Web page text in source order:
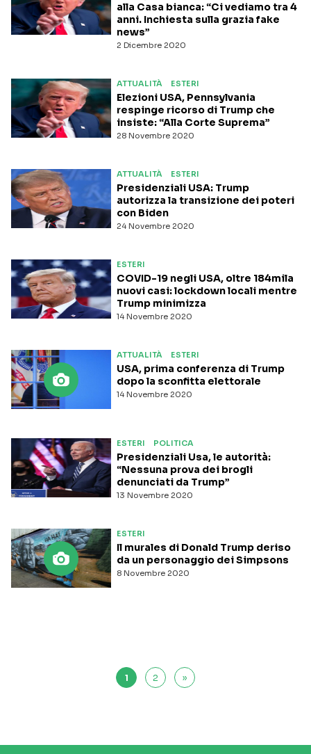
2 Dicembre 2020
alla Casa bianca: “Ci vediamo tra 4
anni. Inchiesta sulla grazia fake
news”
ATTUALITÀ ESTERI
28 Novembre 2020
Elezioni USA, Pennsylvania
respinge ricorso di Trump che
insiste: “Alla Corte Suprema”
ATTUALITÀ ESTERI
24 Novembre 2020
Presidenziali USA: Trump
autorizza la transizione dei poteri
con Biden
ESTERI
14 Novembre 2020
COVID-19 negli USA, oltre 184mila
nuovi casi: lockdown locali mentre
Trump minimizza
ATTUALITÀ ESTERI
14 Novembre 2020
USA, prima conferenza di Trump
dopo la sconfitta elettorale
ESTERI POLITICA
13 Novembre 2020
Presidenziali Usa, le autorità:
“Nessuna prova dei brogli
denunciati da Trump”
ESTERI
8 Novembre 2020
Il murales di Donald Trump deriso
da un personaggio dei Simpsons
1 2 »